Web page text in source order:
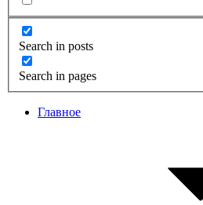
Search in posts
Search in pages
Главное